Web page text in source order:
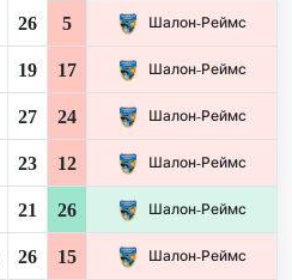
26 5 Шалон-Реймс
19 17 Шалон-Реймс
27 24 Шалон-Реймс
23 12 Шалон-Реймс
21 26 Шалон-Реймс
26 15 Шалон-Реймс